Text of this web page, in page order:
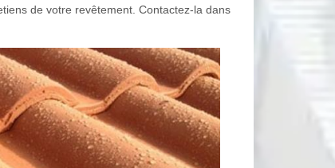
de votre revêtement. Contactez-la dans